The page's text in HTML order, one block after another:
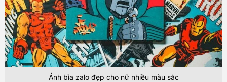
Ảnh bìa zalo đẹp cho nữ nhiều màu sắc